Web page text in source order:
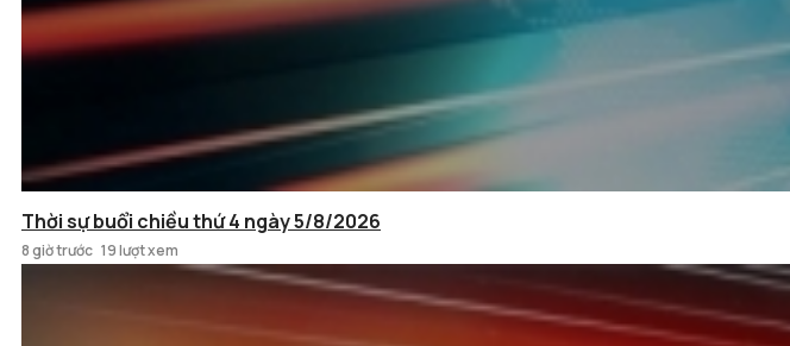
Thời sự buổi chiều thứ 4 ngày 5/8/2026
8 giờ trước 19 lượt xem